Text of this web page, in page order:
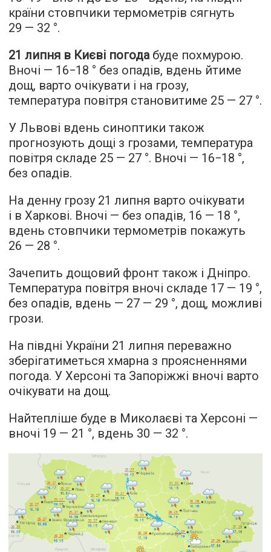
країни стовпчики термометрів сягнуть
29 — 32 °.
21 липня в Києві погодабуде похмурою.
Вночі — 16−18 ° без опадів, вдень йтиме
дощ, варто очікувати і на грозу,
температура повітря становитиме 25 — 27 °.
У Львові вдень синоптики також
прогнозують дощі з грозами, температура
повітря складе 25 — 27 °. Вночі — 16−18 °,
без опадів.
На денну грозу 21 липня варто очікувати
і в Харкові. Вночі — без опадів, 16 — 18 °,
вдень стовпчики термометрів покажуть
26 — 28 °.
Зачепить дощовий фронт також і Дніпро.
Температура повітря вночі складе 17 — 19 °,
без опадів, вдень — 27 — 29 °, дощ, можливі
грози.
На півдні України 21 липня переважно
зберігатиметься хмарна з проясненнями
погода. У Херсоні та Запоріжжі вночі варто
очікувати на дощ.
Найтепліше буде в Миколаєві та Херсоні —
вночі 19 — 21 °, вдень 30 — 32 °.